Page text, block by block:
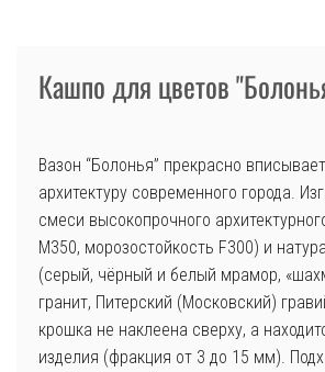
Кашпо для цветов
Вазон “Болонья” прекрасно
архитектуру современного города.
смеси высокопрочного
М350, морозостойкость F300) и
(серый, чёрный и белый мрамор,
гранит, Питерский (Московский)
крошка не наклеена сверху, а
изделия (фракция от 3 до 15 мм).